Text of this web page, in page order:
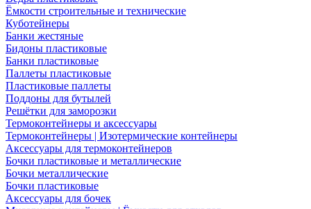
Ёмкости строительные и технические
Куботейнеры
Банки жестяные
Бидоны пластиковые
Банки пластиковые
Паллеты пластиковые
Пластиковые паллеты
Поддоны для бутылей
Решётки для заморозки
Термоконтейнеры и аксессуары
Термоконтейнеры | Изотермические контейнеры
Аксессуары для термоконтейнеров
Бочки пластиковые и металлические
Бочки металлические
Бочки пластиковые
Аксессуары для бочек